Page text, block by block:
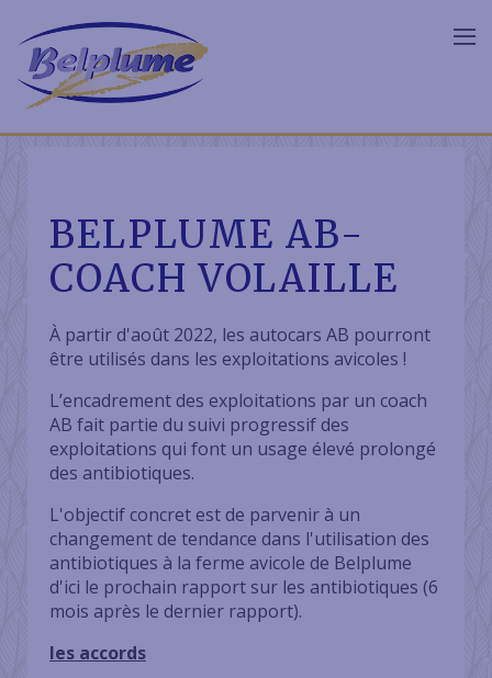
BELPLUME AB-
COACH VOLAILLE
À partir d'août 2022, les autocars AB pourront
être utilisés dans les exploitations avicoles !
L’encadrement des exploitations par un coach
AB fait partie du suivi progressif des
exploitations qui font un usage élevé prolongé
des antibiotiques.
L'objectif concret est de parvenir à un
changement de tendance dans l'utilisation des
antibiotiques à la ferme avicole de Belplume
d'ici le prochain rapport sur les antibiotiques (6
mois après le dernier rapport).
les accords